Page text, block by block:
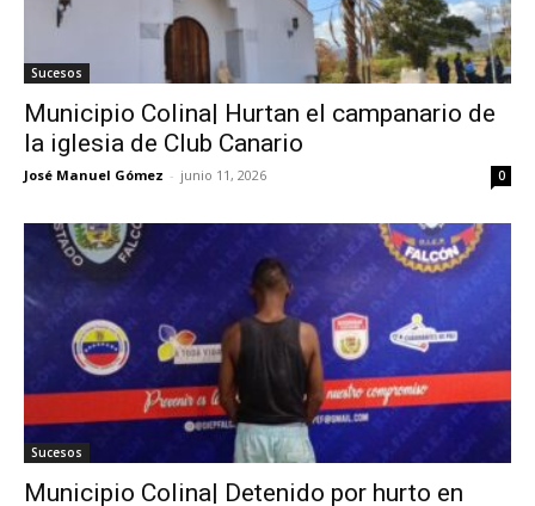
Sucesos
Municipio Colina| Hurtan el campanario de
la iglesia de Club Canario
José Manuel Gómez - junio 11, 2026 0
Sucesos
Municipio Colina| Detenido por hurto en